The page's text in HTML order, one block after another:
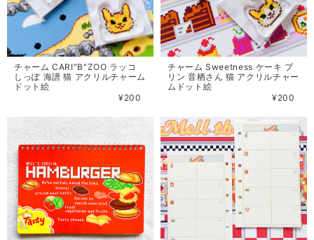
チャーム CARI"B"ZOO ラッコ
しっぽ 海譜 猫 アクリルチャーム
ドット絵
¥200
チャーム Sweetness ケーキ プ
リン 音栖さん 猫 アクリルチャー
ムドット絵
¥200